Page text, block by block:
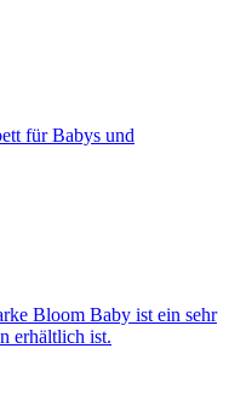
für Babys und
Bloom Baby ist ein sehr
erhältlich ist.